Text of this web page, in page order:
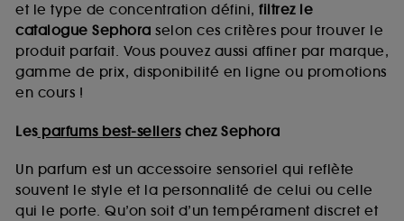
et le type de concentration défini, filtrez le
catalogue Sephora selon ces critères pour trouver le
produit parfait. Vous pouvez aussi affiner par marque,
gamme de prix, disponibilité en ligne ou promotions
en cours !
Lesparfums best-sellerschez Sephora
Un parfum est un accessoire sensoriel qui reflète
souvent le style et la personnalité de celui ou celle
qui le porte. Qu’on soit d’un tempérament discret et